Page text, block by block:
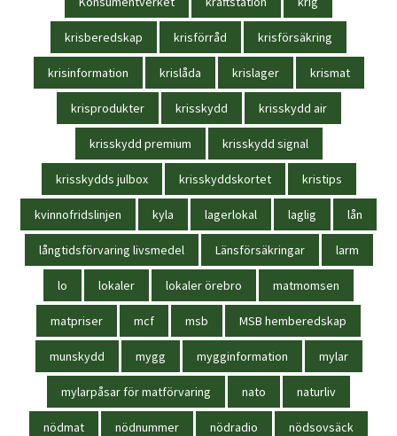
krisberedskap krisförråd krisförsäkring
krisinformation krislåda krislager krismat
krisprodukter krisskydd krisskydd air
krisskydd premium krisskydd signal
krisskydds julbox krisskyddskortet kristips
kvinnofridslinjen kyla lagerlokal laglig lån
långtidsförvaring livsmedel Länsförsäkringar larm
lo lokaler lokaler örebro matmomsen
matpriser mcf msb MSB hemberedskap
munskydd mygg mygginformation mylar
mylarpåsar för matförvaring nato naturliv
nödmat nödnummer nödradio nödsovsäck